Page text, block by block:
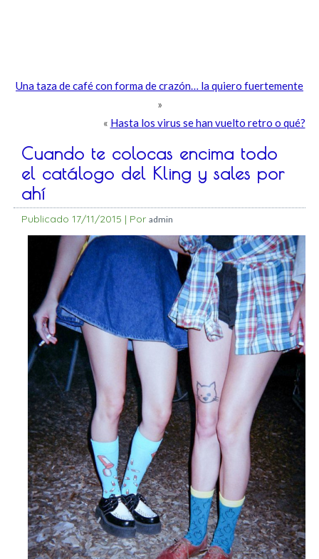
Una taza de café con forma de crazón… la quiero fuertemente
»
« Hasta los virus se han vuelto retro o qué?
Cuando te colocas encima todo
el catálogo del Kling y sales por
ahí
Publicado 17/11/2015 | Por admin